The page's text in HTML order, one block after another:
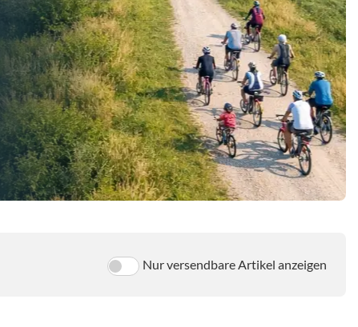
Nur versendbare Artikel anzeigen